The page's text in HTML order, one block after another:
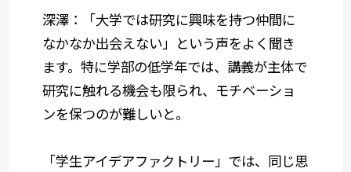
深澤：「大学では研究に興味を持つ仲間に
なかなか出会えない」という声をよく聞き
ます。特に学部の低学年では、講義が主体で
研究に触れる機会も限られ、モチベーショ
ンを保つのが難しいと。
「学生アイデアファクトリー」では、同じ思